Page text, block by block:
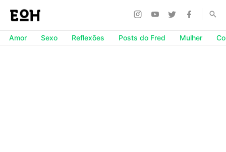
Amor Sexo Reflexões Posts do Fred Mulher